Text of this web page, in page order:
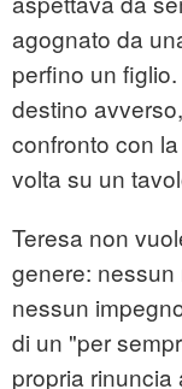
agognato da
perfino un
destino
confronto con
volta su un
Teresa non
genere: nessun
nessun
di un "per
propria rinuncia